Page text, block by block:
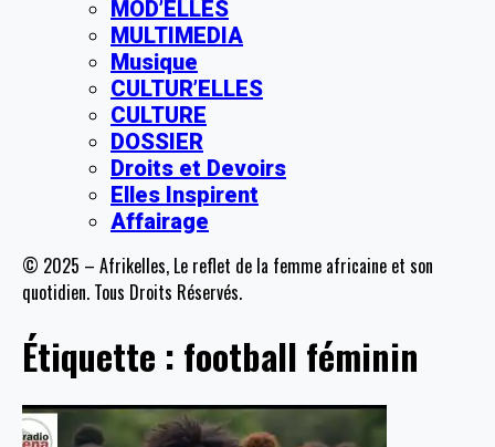
MOD’ELLES
MULTIMEDIA
Musique
CULTUR’ELLES
CULTURE
DOSSIER
Droits et Devoirs
Elles Inspirent
Affairage
© 2025 – Afrikelles, Le reflet de la femme africaine et son
quotidien. Tous Droits Réservés.
Étiquette : football féminin